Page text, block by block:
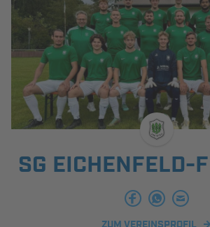
ERGEBNISSE & WETTBEWERBE
NEUIGKEITEN
SPIELBETRIEB & VERBANDSLEBEN
AUSBILDUNG & FÖRDERUNG
INFOTHEK
SG EICHENFELD-